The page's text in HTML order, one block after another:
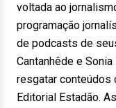
voltada ao
programação
de podcasts de
Cantanhêde e
resgatar conteúdos
Editorial Estadão.